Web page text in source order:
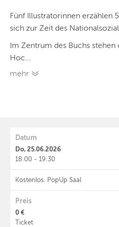
Fünf Illustratorinnen erzählen
sich zur Zeit des
Im Zentrum des Buchs
Hoc...
mehr
Datum
Do, 25.06.2026
18:00 - 19:30
Kostenlos. PopUp Saal
Preis
0 €
Ticket